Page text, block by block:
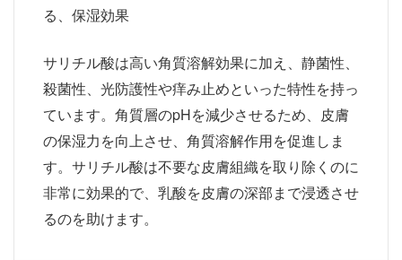
る、保湿効果
サリチル酸は高い角質溶解効果に加え、静菌性、
殺菌性、光防護性や痒み止めといった特性を持っ
ています。角質層のpHを減少させるため、皮膚
の保湿力を向上させ、角質溶解作用を促進しま
す。サリチル酸は不要な皮膚組織を取り除くのに
非常に効果的で、乳酸を皮膚の深部まで浸透させ
るのを助けます。